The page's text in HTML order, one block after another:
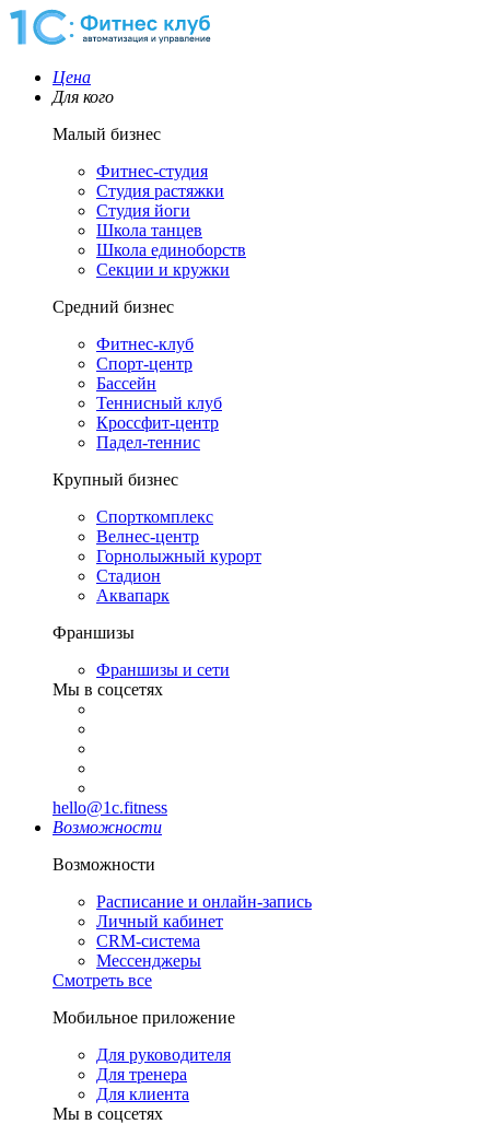
Цена
Для кого
Малый бизнес
Фитнес-студия
Студия растяжки
Студия йоги
Школа танцев
Школа единоборств
Секции и кружки
Средний бизнес
Фитнес-клуб
Спорт-центр
Бассейн
Теннисный клуб
Кроссфит-центр
Падел-теннис
Крупный бизнес
Спорткомплекс
Велнес-центр
Горнолыжный курорт
Стадион
Аквапарк
Франшизы
Франшизы и сети
Мы в соцсетях
hello@1c.fitness
Возможности
Возможности
Расписание и онлайн-запись
Личный кабинет
CRM-система
Мессенджеры
Смотреть все
Мобильное приложение
Для руководителя
Для тренера
Для клиента
Мы в соцсетях